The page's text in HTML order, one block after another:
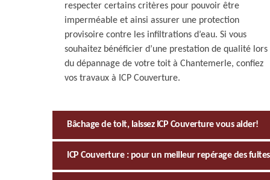
respecter certains critères pour pouvoir être
imperméable et ainsi assurer une protection
provisoire contre les infiltrations d’eau. Si vous
souhaitez bénéficier d’une prestation de qualité lors
du dépannage de votre toit à Chantemerle, confiez
vos travaux à ICP Couverture.
Bâchage de toit, laissez ICP Couverture vous aider!
ICP Couverture : pour un meilleur repérage des